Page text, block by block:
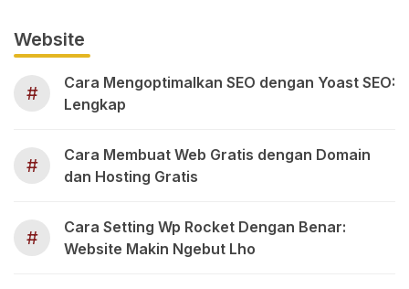
Website
#
Cara Mengoptimalkan SEO dengan Yoast SEO:
Lengkap
#
Cara Membuat Web Gratis dengan Domain
dan Hosting Gratis
#
Cara Setting Wp Rocket Dengan Benar:
Website Makin Ngebut Lho